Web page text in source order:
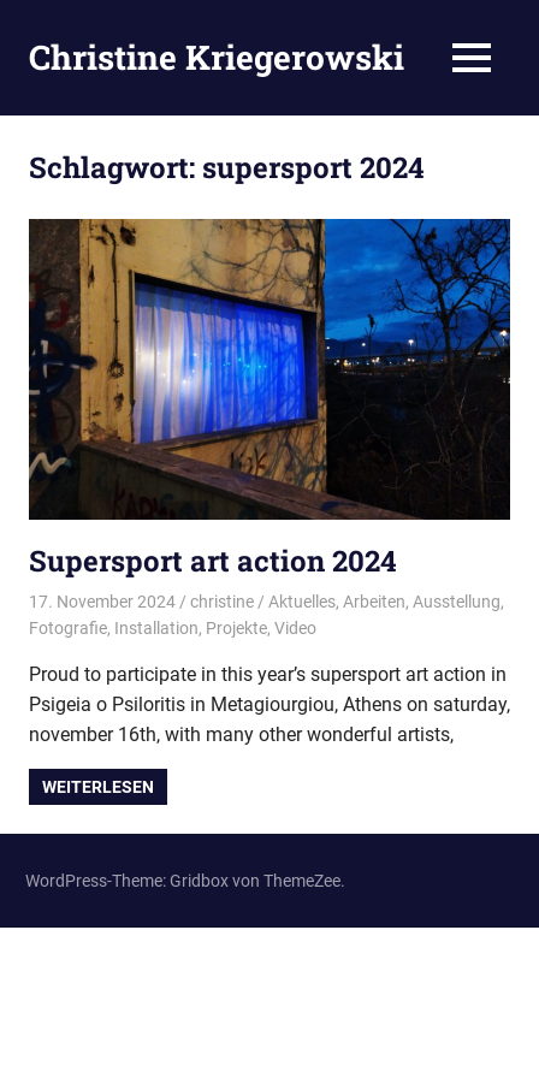
Inhalt
springen
Christine Kriegerowski MENÜ
Schlagwort: supersport 2024
Supersport art action 2024
17. November 2024 christine Aktuelles, Arbeiten, Ausstellung,
Fotografie, Installation, Projekte, Video
Proud to participate in this year’s supersport art action in
Psigeia o Psiloritis in Metagiourgiou, Athens on saturday,
november 16th, with many other wonderful artists,
WEITERLESEN
WordPress-Theme: Gridbox von ThemeZee.